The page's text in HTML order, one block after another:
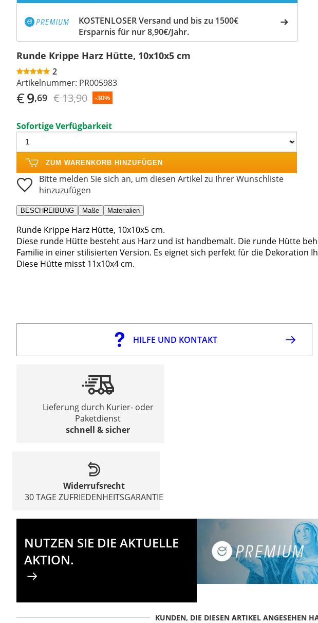
KOSTENLOSER Versand und bis zu 1500€
Ersparnis für nur 8,90€/Jahr.
Runde Krippe Harz Hütte, 10x10x5 cm
2
Artikelnummer: PR005983
€9,69 € 13,90 -30%
Sofortige Verfügbarkeit
ZUM WARENKORB HINZUFÜGEN
Bitte melden Sie sich an, um diesen Artikel zu Ihrer Wunschliste
hinzuzufügen
BESCHREIBUNG Maße Materialien
Runde Krippe Harz Hütte, 10x10x5 cm.
Diese runde Hütte besteht aus Harz und ist handbemalt. Die runde Hütte
Familie in einer stilisierten Version. Es eignet sich perfekt für die Dekoration
Diese Hütte misst 11x10x4 cm.
HILFE UND KONTAKT
Lieferung durch Kurier- oder
Paketdienst
schnell & sicher
Widerrufsrecht
30 TAGE ZUFRIEDENHEITSGARANTIE
NUTZEN SIE DIE AKTUELLE
AKTION.
KUNDEN, DIE DIESEN ARTIKEL ANGESEHEN